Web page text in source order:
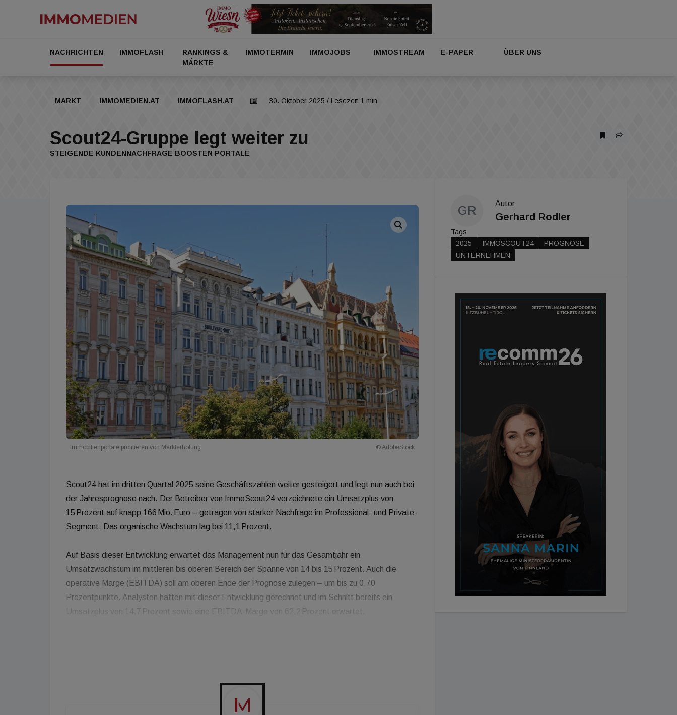
NACHRICHTEN IMMOFLASH
RANKINGS &
MÄRKTE
IMMOTERMIN IMMOJOBS IMMOSTREAM E-PAPER ÜBER UNS
MARKT IMMOMEDIEN.AT IMMOFLASH.AT 30. Oktober 2025 / Lesezeit 1 min
Scout24-Gruppe legt weiter zu
STEIGENDE KUNDENNACHFRAGE BOOSTEN PORTALE
Immobilienportale profitieren von Markterholung © AdobeStock
Scout24 hat im dritten Quartal 2025 seine Geschäftszahlen weiter gesteigert und legt nun auch bei
der Jahresprognose nach. Der Betreiber von ImmoScout24 verzeichnete ein Umsatzplus von
15 Prozent auf knapp 166 Mio. Euro – getragen von starker Nachfrage im Professional- und Private-
Segment. Das organische Wachstum lag bei 11,1 Prozent.
Auf Basis dieser Entwicklung erwartet das Management nun für das Gesamtjahr ein
Umsatzwachstum im mittleren bis oberen Bereich der Spanne von 14 bis 15 Prozent. Auch die
operative Marge (EBITDA) soll am oberen Ende der Prognose zulegen – um bis zu 0,70
Prozentpunkte. Analysten hatten mit dieser Entwicklung gerechnet und im Schnitt bereits ein
Umsatzplus von 14,7 Prozent sowie eine EBITDA-Marge von 62,2 Prozent erwartet.
GR
Autor
Gerhard Rodler
Tags
2025
IMMOSCOUT24
PROGNOSE
UNTERNEHMEN